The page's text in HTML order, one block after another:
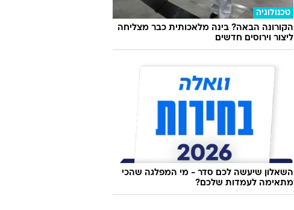
טכנולוגיה
הקורונה הבאה? בינה מלאכותית כבר מצליחה
ליצור וירוסים חדשים
השאלון שיעשה לכם סדר - מי המפלגה שהכי
מתאימה לעמדות שלכם?